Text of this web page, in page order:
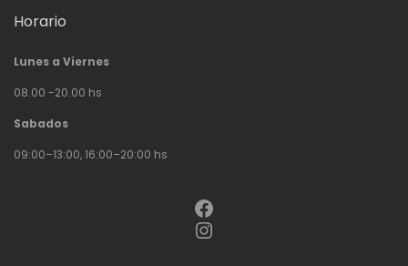
Horario
Lunes a Viernes
08.00 -20.00 hs
Sabados
09:00–13:00, 16:00–20:00 hs
Facebook
Instagram